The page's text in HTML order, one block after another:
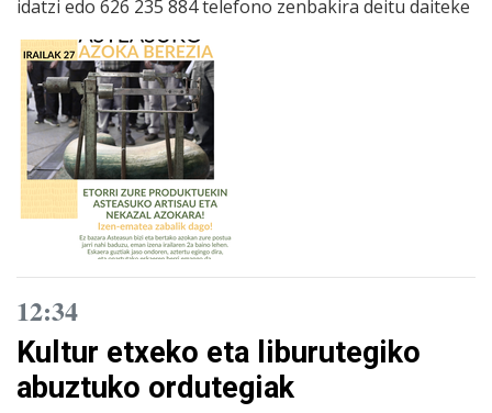
idatzi edo 626 235 884 telefono zenbakira deitu daiteke
12:34
Kultur etxeko eta liburutegiko
abuztuko ordutegiak